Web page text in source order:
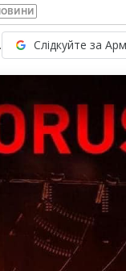
Слідкуйте за